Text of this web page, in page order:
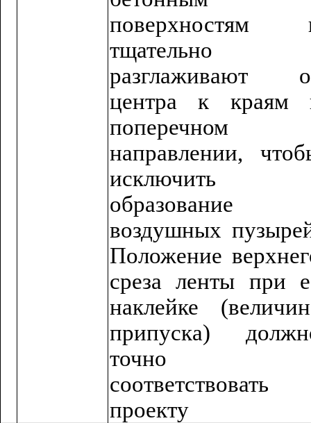
поверхностям
тщательно
разглаживают
центра к краям
поперечном
направлении,
исключить
образование
воздушных
Положение
среза ленты при
наклейке
припуска)
точно
соответствовать
проекту